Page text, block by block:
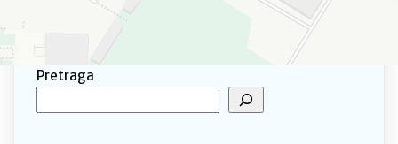
Pretraga